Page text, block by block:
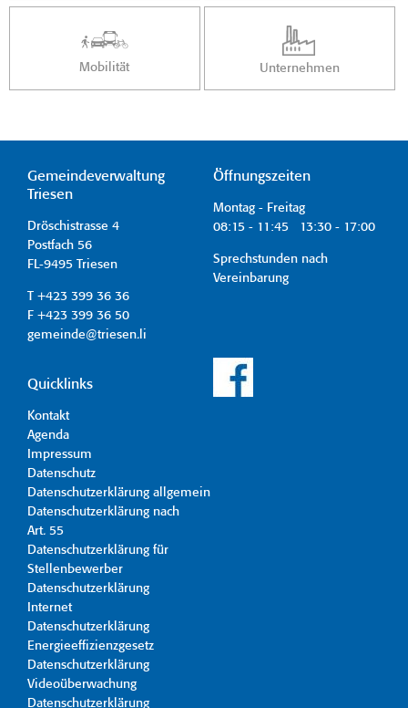
Mobilität Unternehmen
Gemeindeverwaltung
Triesen
Dröschistrasse 4
Postfach 56
FL-9495 Triesen
T +423 399 36 36
F +423 399 36 50
gemeinde@triesen.li
Öffnungszeiten
Montag - Freitag
08:15 - 11:45 13:30 - 17:00
Sprechstunden nach
Vereinbarung
Quicklinks
Kontakt
Agenda
Impressum
Datenschutz
Datenschutzerklärung allgemein
Datenschutzerklärung nach
Art. 55
Datenschutzerklärung für
Stellenbewerber
Datenschutzerklärung
Internet
Datenschutzerklärung
Energieeffizienzgesetz
Datenschutzerklärung
Videoüberwachung
Datenschutzerklärung